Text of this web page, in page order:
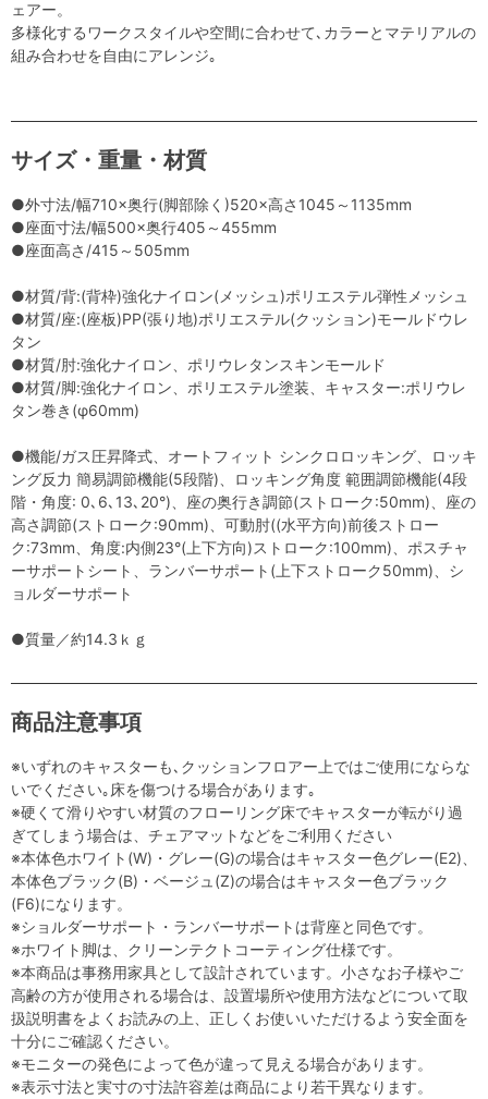
ェアー。
多様化するワークスタイルや空間に合わせて､カラーとマテリアルの
組み合わせを自由にアレンジ｡
サイズ・重量・材質
●外寸法/幅710×奥行(脚部除く)520×高さ1045～1135mm
●座面寸法/幅500×奥行405～455mm
●座面高さ/415～505mm
●材質/背:(背枠)強化ナイロン(メッシュ)ポリエステル弾性メッシュ
●材質/座:(座板)PP(張り地)ポリエステル(クッション)モールドウレ
タン
●材質/肘:強化ナイロン、ポリウレタンスキンモールド
●材質/脚:強化ナイロン、ポリエステル塗装、キャスター:ポリウレ
タン巻き(φ60mm)
●機能/ガス圧昇降式、オートフィット シンクロロッキング、ロッキ
ング反力 簡易調節機能(5段階)、ロッキング角度 範囲調節機能(4段
階・角度: 0､6､13､20°)、座の奥行き調節(ストローク:50mm)、座の
高さ調節(ストローク:90mm)、可動肘((水平方向)前後ストロー
ク:73mm、角度:内側23°(上下方向)ストローク:100mm)、ポスチャ
ーサポートシート、ランバーサポート(上下ストローク50mm)、シ
ョルダーサポート
●質量／約14.3ｋｇ
商品注意事項
※いずれのキャスターも､クッションフロアー上ではご使用にならな
いでください｡床を傷つける場合があります｡
※硬くて滑りやすい材質のフローリング床でキャスターが転がり過
ぎてしまう場合は、チェアマットなどをご利用ください
※本体色ホワイト(W)・グレー(G)の場合はキャスター色グレー(E2)、
本体色ブラック(B)・ベージュ(Z)の場合はキャスター色ブラック
(F6)になります。
※ショルダーサポート・ランバーサポートは背座と同色です。
※ホワイト脚は、クリーンテクトコーティング仕様です。
※本商品は事務用家具として設計されています。小さなお子様やご
高齢の方が使用される場合は、設置場所や使用方法などについて取
扱説明書をよくお読みの上、正しくお使いいただけるよう安全面を
十分にご確認ください。
※モニターの発色によって色が違って見える場合があります。
※表示寸法と実寸の寸法許容差は商品により若干異なります。